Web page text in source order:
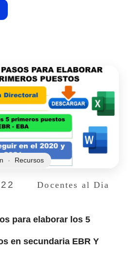
Docentes al Dia
Recursos
para elaborar los 5
en secundaria EBR Y